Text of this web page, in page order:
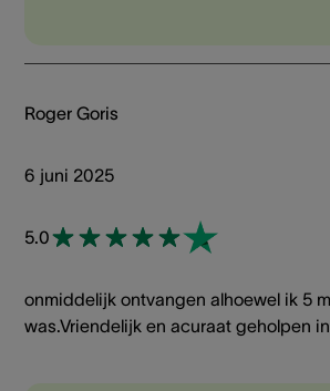
Roger Goris
6 juni 2025
5.0
onmiddelijk ontvangen alhoewel ik 5
was.Vriendelijk en acuraat geholpen